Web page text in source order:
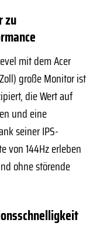
zu
mit dem Acer
große Monitor ist
die Wert auf
und eine
seiner IPS-
von 144Hz erleben
ohne störende